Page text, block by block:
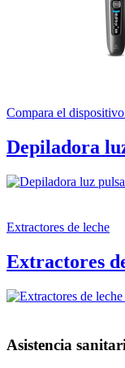
Compara el
Depiladora
Extractores de leche
Extractores
Asistencia